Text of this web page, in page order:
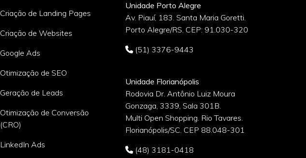
Criação de Landing Pages
Criação de Websites
Google Ads
Otimização de SEO
Geração de Leads
Otimização de Conversão
(CRO)
LinkedIn Ads
Unidade Porto Alegre
Av. Piauí, 183. Santa Maria Goretti.
Porto Alegre/RS. CEP: 91.030-320
(51) 3376-9443
Unidade Florianópolis
Rodovia Dr. Antônio Luiz Moura
Gonzaga, 3339, Sala 301B.
Multi Open Shopping. Rio Tavares.
Florianópolis/SC. CEP 88.048-301
(48) 3181-0418